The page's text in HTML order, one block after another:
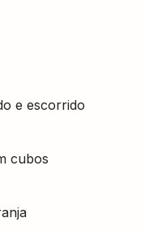
e escorrido
cubos